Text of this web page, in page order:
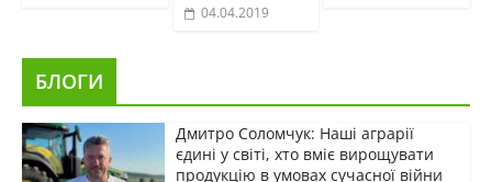
04.04.2019
БЛОГИ
Дмитро Соломчук: Наші аграрії
єдині у світі, хто вміє вирощувати
продукцію в умовах сучасної війни